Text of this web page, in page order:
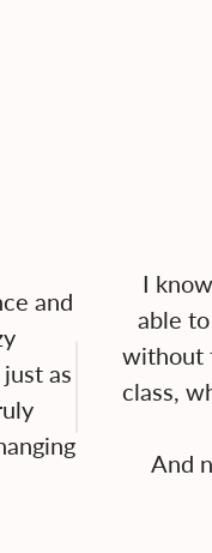
I
able
without
class,
And
and
as